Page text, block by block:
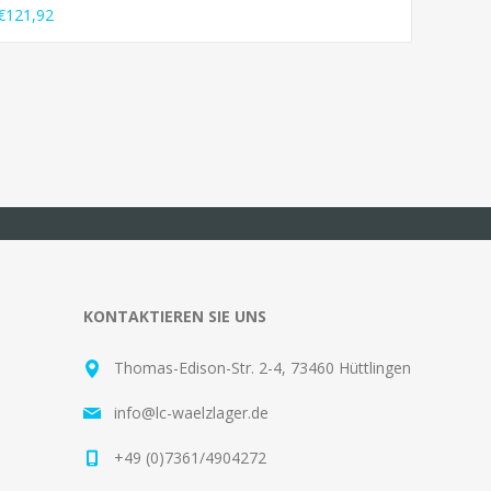
KONTAKTIEREN SIE UNS
Thomas-Edison-Str. 2-4, 73460 Hüttlingen
info@lc-waelzlager.de
+49 (0)7361/4904272